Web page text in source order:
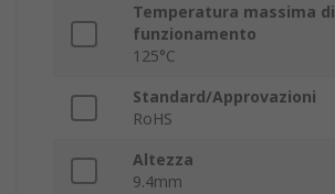
Temperatura massima di
funzionamento
125°C
Standard/Approvazioni
RoHS
Altezza
9.4mm